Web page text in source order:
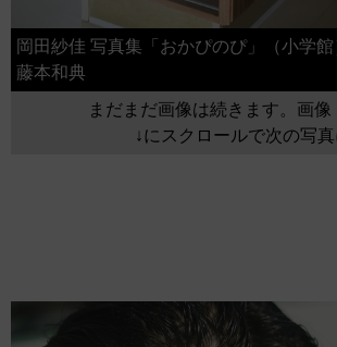
岡田紗佳 写真集「おかぴのぴ」（小学館
藤本和典
まだまだ画像は続きます。画像
↓にスクロールで次の写真